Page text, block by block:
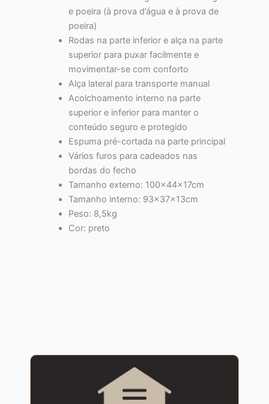
e poeira (à prova d’água e à prova de
poeira)
Rodas na parte inferior e alça na parte
superior para puxar facilmente e
movimentar-se com conforto
Alça lateral para transporte manual
Acolchoamento interno na parte
superior e inferior para manter o
conteúdo seguro e protegido
Espuma pré-cortada na parte principal
Vários furos para cadeados nas
bordas do fecho
Tamanho externo: 100x44x17cm
Tamanho interno: 93x37x13cm
Peso: 8,5kg
Cor: preto